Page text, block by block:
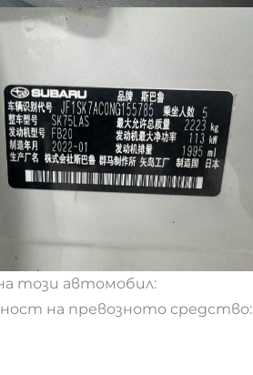
този автомобил:
на превозното средство: